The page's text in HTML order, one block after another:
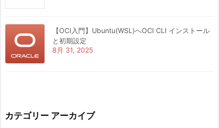
【OCI入門】Ubuntu(WSL)へOCI CLI インストール
と初期設定
8月 31, 2025
カテゴリー アーカイブ